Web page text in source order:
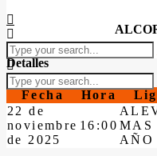
Detalles
Fecha Hora
22 de
noviembre
de 2025
16:00 MAS
AÑO